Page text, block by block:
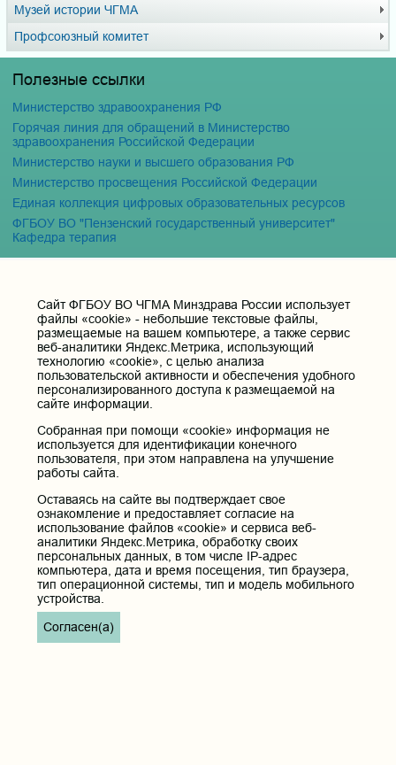
Музей истории ЧГМА
Профсоюзный комитет
Полезные ссылки
Министерство здравоохранения РФ
Горячая линия для обращений в Министерство
здравоохранения Российской Федерации
Министерство науки и высшего образования РФ
Министерство просвещения Российской Федерации
Единая коллекция цифровых образовательных ресурсов
ФГБОУ ВО "Пензенский государственный университет"
Кафедра терапия
Федеральное государственное бюджетное образовательное
учреждение высшего образования «Читинская
государственная медицинская академия» Министерства
здравоохранения Российской Федерации
Юридический и фактический адрес:
672000, Российская Федерация, Забайкальский край, г. Чита, ул.
Горького, д. 39 «а».
Телефон приёмной ректора:
8 (3022) 35-43-24
Электронная почта:
pochta@chitgma.ru
Официальная группа «ВКонтакте»:
https://vk.com/news_chgma
Официальный канал «Телеграмм»:
https://t.me/chgma75
Официальный канал «МАХ»:
https://max.ru/id7536010483_gos
Вход
Cайт ФГБОУ ВО ЧГМА Минздрава России использует
файлы «cookie» - небольшие текстовые файлы,
размещаемые на вашем компьютере, а также сервис
веб-аналитики Яндекс.Метрика, использующий
технологию «cookie», с целью анализа
пользовательской активности и обеспечения удобного
персонализированного доступа к размещаемой на
сайте информации.
Собранная при помощи «cookie» информация не
используется для идентификации конечного
пользователя, при этом направлена на улучшение
работы сайта.
Оставаясь на сайте вы подтверждает свое
ознакомление и предоставляет согласие на
использование файлов «cookie» и сервиса веб-
аналитики Яндекс.Метрика, обработку своих
персональных данных, в том числе IP-адрес
компьютера, дата и время посещения, тип браузера,
тип операционной системы, тип и модель мобильного
устройства.
Согласен(а)